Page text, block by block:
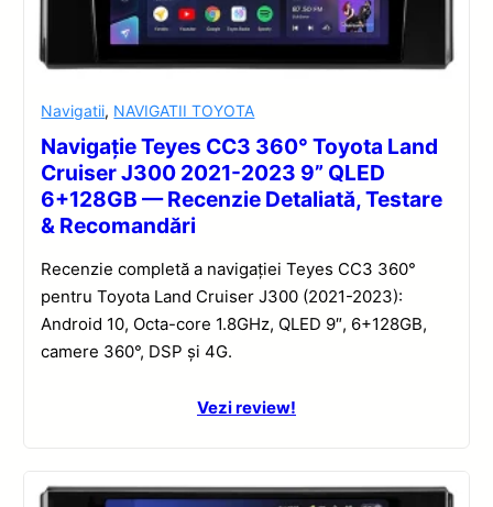
Navigatii, NAVIGATII TOYOTA
Navigație Teyes CC3 360° Toyota Land
Cruiser J300 2021-2023 9” QLED
6+128GB — Recenzie Detaliată, Testare
& Recomandări
Recenzie completă a navigației Teyes CC3 360°
pentru Toyota Land Cruiser J300 (2021-2023):
Android 10, Octa-core 1.8GHz, QLED 9″, 6+128GB,
camere 360°, DSP și 4G.
Vezi review!